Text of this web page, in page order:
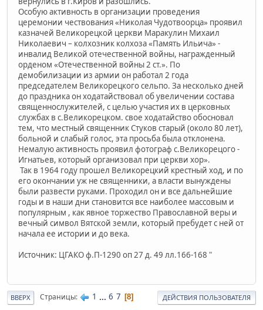
Особую активность в организации проведения
церемонии чествования «Николая Чудотвоорца» проявил
казначей Великорецкой церкви Маракулин Михаил
Николаевич – колхозник колхоза «Память Ильича» -
инвалид Великой отечественной войны, награжденный
орденом «Отечественной войны 2 ст.». По
демобилизации из армии он работал 2 года
председателем Великорецкого сельпо. За несколько дней
до праздника он ходатайствовал об увеличении состава
священнослужителей, с целью участия их в церковных
службах в с.Великорецком. свое ходатайство обосновал
тем, что местный священник Стуков старый (около 80 лет),
больной и слабый голос, эта просьба была отклонена.
Немалую активность проявил фотограф с.Великорецого -
Игнатьев, который организовал при церкви хор».
Так в 1964 году прошел Великорецкий крестный ход, и по
его окончании уж не священники, а власти вынуждены
были развести руками. Проходил он и все дальнейшие
годы и в наши дни становится все наиболее массовым и
популярным , как явное торжество Православной веры и
вечный символ Вятской земли, который пребудет с ней от
начала ее истории и до века.
Источник: ЦГАКО ф.П-1290 оп 27 д. 49 лл.166-168 "
ВВЕРХ Страницы 1 ... 6 7 8 ДЕЙСТВИЯ ПОЛЬЗОВАТЕЛЯ